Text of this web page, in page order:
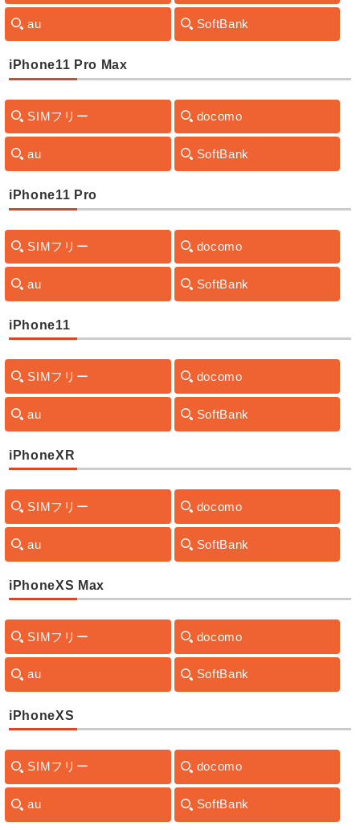
au SoftBank
iPhone11 Pro Max
SIMフリー docomo
au SoftBank
iPhone11 Pro
SIMフリー docomo
au SoftBank
iPhone11
SIMフリー docomo
au SoftBank
iPhoneXR
SIMフリー docomo
au SoftBank
iPhoneXS Max
SIMフリー docomo
au SoftBank
iPhoneXS
SIMフリー docomo
au SoftBank